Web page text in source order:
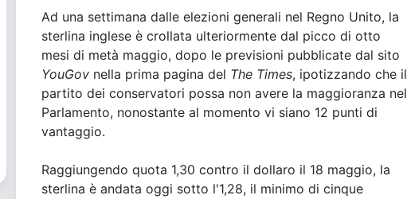
Ad una settimana dalle elezioni generali nel Regno Unito, la
sterlina inglese è crollata ulteriormente dal picco di otto
mesi di metà maggio, dopo le previsioni pubblicate dal sito
YouGov nella prima pagina del The Times, ipotizzando che il
partito dei conservatori possa non avere la maggioranza nel
Parlamento, nonostante al momento vi siano 12 punti di
vantaggio.
Raggiungendo quota 1,30 contro il dollaro il 18 maggio, la
sterlina è andata oggi sotto l'1,28, il minimo di cinque